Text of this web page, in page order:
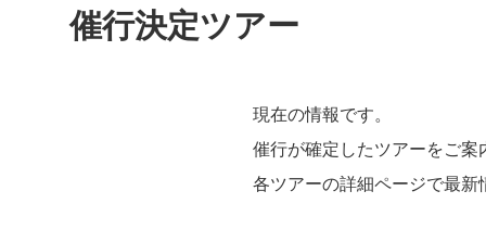
催行決定ツアー
現在の情報です。
催行が確定したツアーをご
各ツアーの詳細ページで最